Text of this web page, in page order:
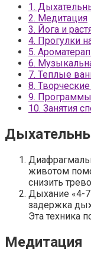
1.
2. Медитация
3. Йога и
4. Прогулки
5.
6.
7. Теплые
8.
9. Программы
10. Занятия
животом
снизить
Дыхание «4-
задержка
Эта техника
Медитация